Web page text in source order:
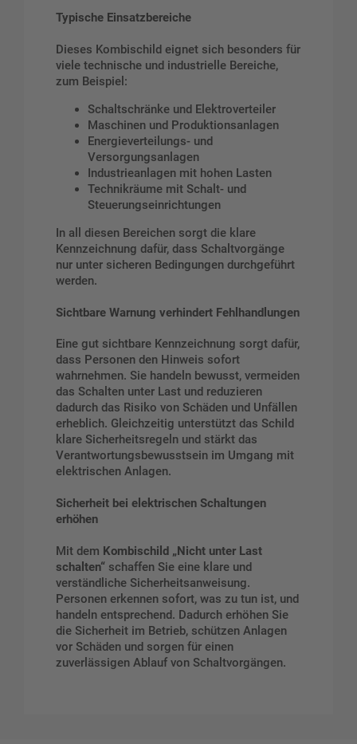
Typische Einsatzbereiche
Dieses Kombischild eignet sich besonders für
viele technische und industrielle Bereiche,
zum Beispiel:
Schaltschränke und Elektroverteiler
Maschinen und Produktionsanlagen
Energieverteilungs- und
Versorgungsanlagen
Industrieanlagen mit hohen Lasten
Technikräume mit Schalt- und
Steuerungseinrichtungen
In all diesen Bereichen sorgt die klare
Kennzeichnung dafür, dass Schaltvorgänge
nur unter sicheren Bedingungen durchgeführt
werden.
Sichtbare Warnung verhindert Fehlhandlungen
Eine gut sichtbare Kennzeichnung sorgt dafür,
dass Personen den Hinweis sofort
wahrnehmen. Sie handeln bewusst, vermeiden
das Schalten unter Last und reduzieren
dadurch das Risiko von Schäden und Unfällen
erheblich. Gleichzeitig unterstützt das Schild
klare Sicherheitsregeln und stärkt das
Verantwortungsbewusstsein im Umgang mit
elektrischen Anlagen.
Sicherheit bei elektrischen Schaltungen
erhöhen
Mit dem Kombischild „Nicht unter Last
schalten“ schaffen Sie eine klare und
verständliche Sicherheitsanweisung.
Personen erkennen sofort, was zu tun ist, und
handeln entsprechend. Dadurch erhöhen Sie
die Sicherheit im Betrieb, schützen Anlagen
vor Schäden und sorgen für einen
zuverlässigen Ablauf von Schaltvorgängen.